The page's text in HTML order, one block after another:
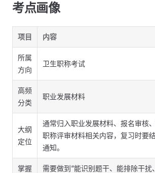
考点画像
项目 内容
所属
方向
卫生职称考试
高频
分类
职业发展材料
大纲
定位
通常归入职业发展材料、报名审核
职称评审材料相关内容，复习时要
通知。
掌握
需要做到“能识别题干、能排除干扰